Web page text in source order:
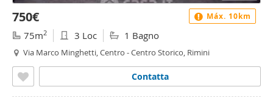
750€
75m2 3 Loc 1 Bagno
Via Marco Minghetti, Centro - Centro Storico, Rimini
Contatta
Máx. 10km